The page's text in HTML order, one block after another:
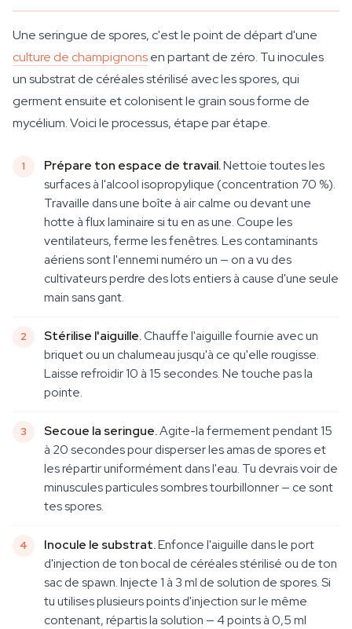
Une seringue de spores, c'est le point de départ d'une
culture de champignonsen partant de zéro. Tu inocules
un substrat de céréales stérilisé avec les spores, qui
germent ensuite et colonisent le grain sous forme de
mycélium. Voici le processus, étape par étape.
Prépare ton espace de travail.Nettoie toutes les
surfaces à l'alcool isopropylique (concentration 70 %).
Travaille dans une boîte à air calme ou devant une
hotte à flux laminaire si tu en as une. Coupe les
ventilateurs, ferme les fenêtres. Les contaminants
aériens sont l'ennemi numéro un — on a vu des
cultivateurs perdre des lots entiers à cause d'une seule
main sans gant.
Stérilise l'aiguille.Chauffe l'aiguille fournie avec un
briquet ou un chalumeau jusqu'à ce qu'elle rougisse.
Laisse refroidir 10 à 15 secondes. Ne touche pas la
pointe.
Secoue la seringue.Agite-la fermement pendant 15
à 20 secondes pour disperser les amas de spores et
les répartir uniformément dans l'eau. Tu devrais voir de
minuscules particules sombres tourbillonner — ce sont
tes spores.
Inocule le substrat.Enfonce l'aiguille dans le port
d'injection de ton bocal de céréales stérilisé ou de ton
sac de spawn. Injecte 1 à 3 ml de solution de spores. Si
tu utilises plusieurs points d'injection sur le même
contenant, répartis la solution — 4 points à 0,5 ml